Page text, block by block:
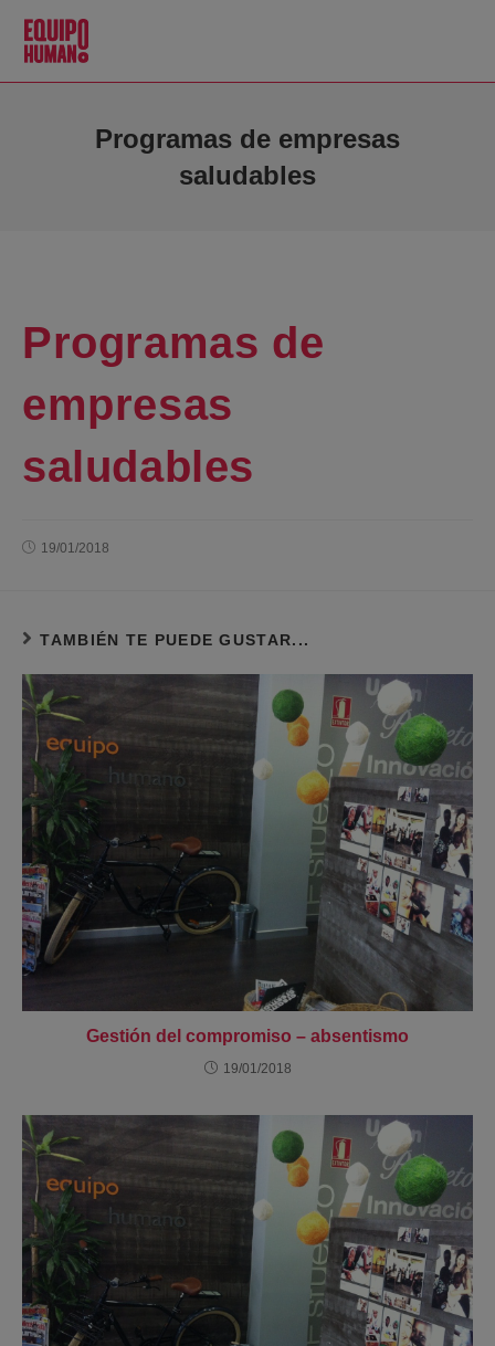
Programas de empresas
saludables
Programas de
empresas
saludables
19/01/2018
TAMBIÉN TE PUEDE GUSTAR...
Gestión del compromiso – absentismo
19/01/2018